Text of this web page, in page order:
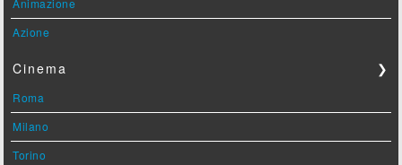
Animazione
Azione
Cinema ❯
Roma
Milano
Torino